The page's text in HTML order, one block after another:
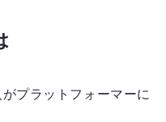
プラットフォーマーに